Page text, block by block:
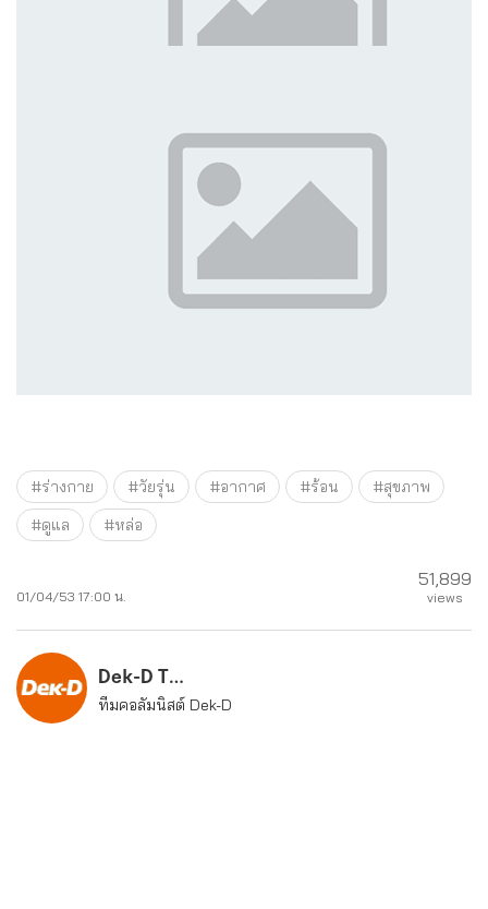
#ร่างกาย #วัยรุ่น #อากาศ #ร้อน
#สุขภาพ
#ดูแล
#หล่อ
01/04/53 17:00 น.
51,899
views
Dek-D Team
ทีมคอลัมนิสต์ Dek-D